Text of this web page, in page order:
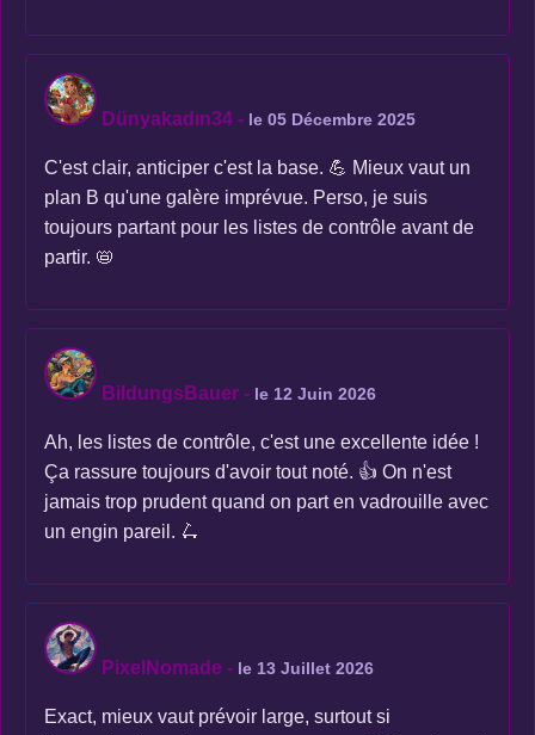
Dünyakadın34 - le 05 Décembre 2025
C'est clair, anticiper c'est la base. 💪 Mieux vaut un
plan B qu'une galère imprévue. Perso, je suis
toujours partant pour les listes de contrôle avant de
partir. 📛
BildungsBauer - le 12 Juin 2026
Ah, les listes de contrôle, c'est une excellente idée !
Ça rassure toujours d'avoir tout noté. 👍 On n'est
jamais trop prudent quand on part en vadrouille avec
un engin pareil. 🛴
PixelNomade - le 13 Juillet 2026
Exact, mieux vaut prévoir large, surtout si